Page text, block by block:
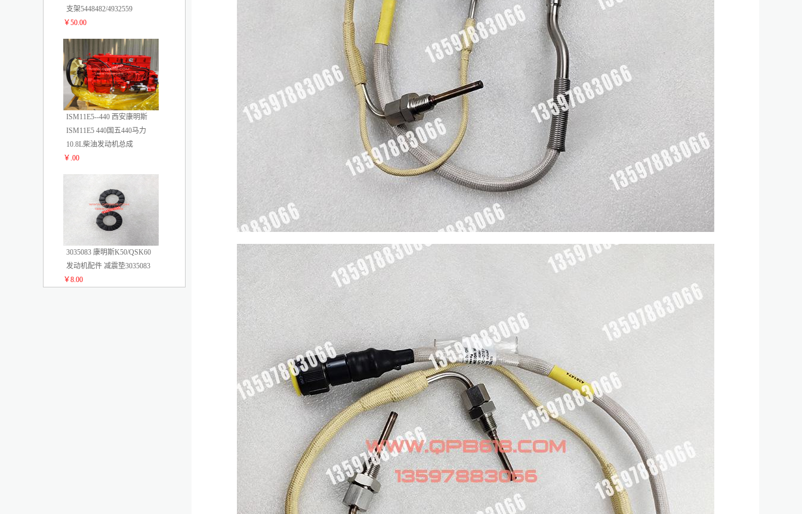
支架5448482/4932559
￥50.00
ISM11E5--440 西安康明斯
ISM11E5 440国五440马力
10.8L柴油发动机总成
￥.00
3035083 康明斯K50/QSK60
发动机配件 减震垫3035083
￥8.00